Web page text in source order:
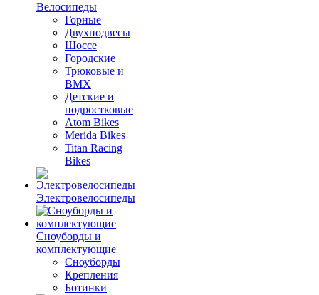
Велосипеды
Горные
Двухподвесы
Шоссе
Городские
Трюковые и
BMX
Детские и
подростковые
Atom Bikes
Merida Bikes
Titan Racing
Bikes
Электровелосипеды
Cноуборды и
комплектующие
Сноуборды
Крепления
Ботинки